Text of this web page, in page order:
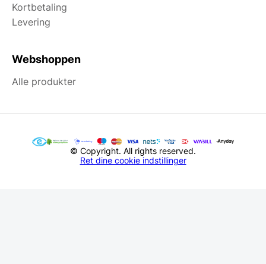
Kortbetaling
Levering
Webshoppen
Alle produkter
© Copyright. All rights reserved.
Ret dine cookie indstillinger